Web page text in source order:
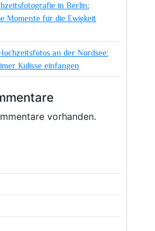
in Berlin:
Momente für die Ewigkeit
an der Nordsee:
Kulisse einfangen
vorhanden.